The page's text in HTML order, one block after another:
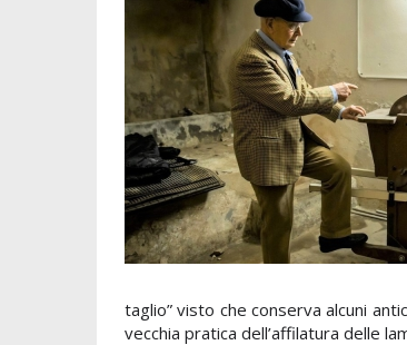
taglio” visto che conserva alcuni
vecchia pratica dell’affilatura delle